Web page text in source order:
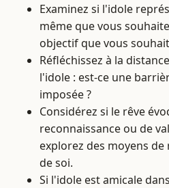
Examinez si l'idole
même que vous
objectif que vous
Réfléchissez à la
l'idole : est-ce une
imposée ?
Considérez si le rêve
reconnaissance ou de
explorez des moyens
de soi.
Si l'idole est amicale